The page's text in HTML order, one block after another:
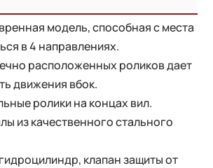
модель, способная с места
в 4 направлениях.
расположенных роликов дает
движения вбок.
ролики на концах вил.
из качественного стального
клапан защиты от